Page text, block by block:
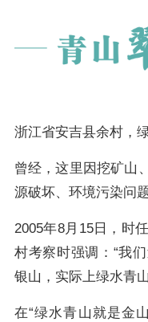
浙江省安吉县余村，
曾经，这里因挖矿山
源破坏、环境污染问题
2005年8月15日，时
村考察时强调：“我
银山，实际上绿水青
在“绿水青山就是金